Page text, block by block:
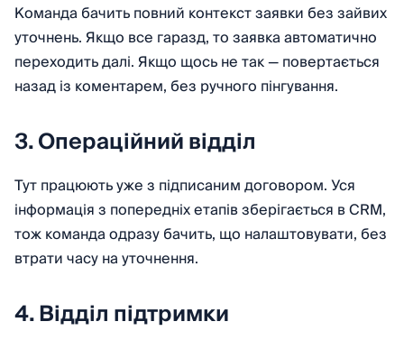
Команда бачить повний контекст заявки без зайвих
уточнень. Якщо все гаразд, то заявка автоматично
переходить далі. Якщо щось не так — повертається
назад із коментарем, без ручного пінгування.
3. Операційний відділ
Тут працюють уже з підписаним договором. Уся
інформація з попередніх етапів зберігається в CRM,
тож команда одразу бачить, що налаштовувати, без
втрати часу на уточнення.
4. Відділ підтримки